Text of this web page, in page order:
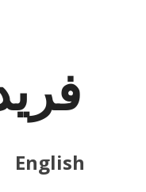
English